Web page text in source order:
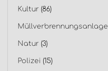
Kultur (86)
Müllverbrennungsanlage
Natur (3)
Polizei (15)